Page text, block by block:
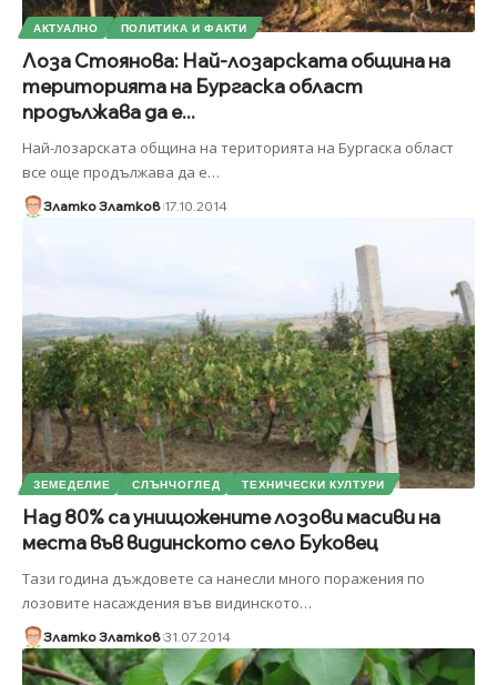
АКТУАЛНО ПОЛИТИКА И ФАКТИ
Лоза Стоянова: Най-лозарската община на
територията на Бургаска област
продължава да е...
Най-лозарската община на територията на Бургаска област
все още продължава да е…
Златко Златков 17.10.2014
ЗЕМЕДЕЛИЕ СЛЪНЧОГЛЕД ТЕХНИЧЕСКИ КУЛТУРИ
Над 80% са унищожените лозови масиви на
места във видинското село Буковец
Тази година дъждовете са нанесли много поражения по
лозовите насаждения във видинското…
Златко Златков 31.07.2014